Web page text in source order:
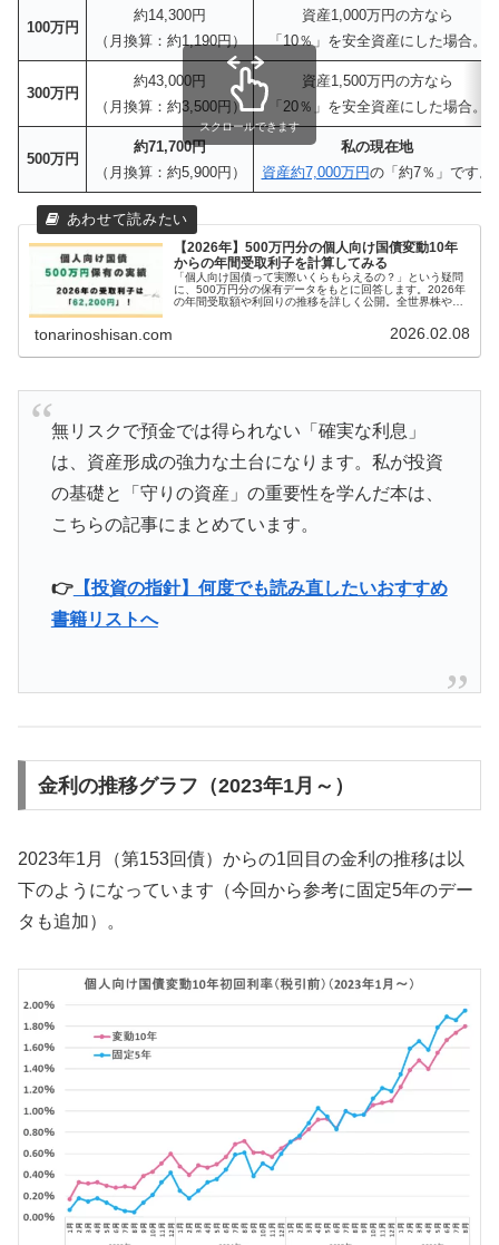
100万円
約14,300円
（月換算：約1,190円）
資産1,000万円の方なら
「10％」を安全資産にした場合。
300万円
約43,000円
（月換算：約3,500円）
資産1,500万円の方なら
「20％」を安全資産にした場合。
500万円
約71,700円
（月換算：約5,900円）
私の現在地
資産約7,000万円の「約7％」です。
スクロールできます
【2026年】500万円分の個人向け国債変動10年
からの年間受取利子を計算してみる
「個人向け国債って実際いくらもらえるの？」という疑問
に、500万円分の保有データをもとに回答します。2026年
の年間受取額や利回りの推移を詳しく公開。全世界株や高
tonarinoshisan.com 2026.02.08
無リスクで預金では得られない「確実な利息」
は、資産形成の強力な土台になります。私が投資
の基礎と「守りの資産」の重要性を学んだ本は、
こちらの記事にまとめています。
👉【投資の指針】何度でも読み直したいおすすめ
書籍リストへ
金利の推移グラフ（2023年1月～）
2023年1月（第153回債）からの1回目の金利の推移は以
下のようになっています（今回から参考に固定5年のデー
タも追加）。